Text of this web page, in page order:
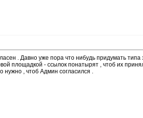
. Давно уже пора что нибудь придумать
площадкой - ссылок понатырят , чтоб их
нужно , чтоб Админ согласился .